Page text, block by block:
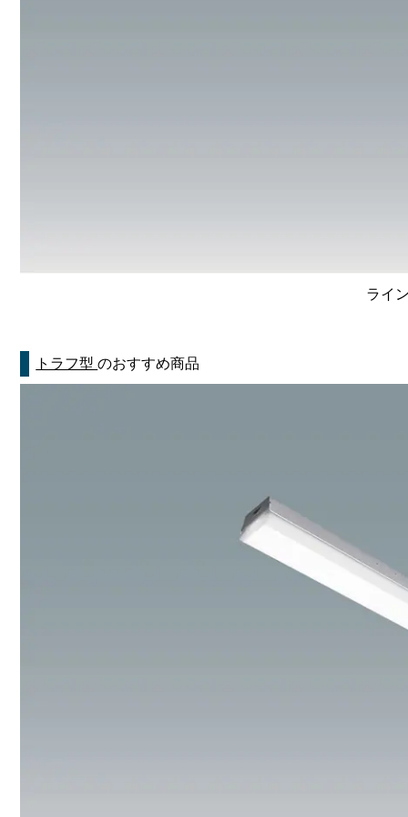
ライ
トラフ型のおすすめ商品